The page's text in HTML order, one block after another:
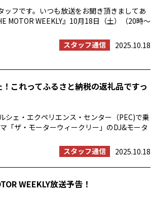
ッフです。いつも放送をお聞き頂きましてあ
MOTOR WEEKLY』10月18日（土）（20時〜
スタッフ通信
2025.10.18
これってふるさと納税の返礼品ですっ
ェ・エクペリエンス・センター（PEC)で乗
「ザ・モーターウィークリー」のDJ&モータ
スタッフ通信
2025.10.18
WEEKLY放送予告！